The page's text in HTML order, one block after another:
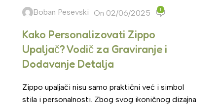
Boban Pesevski On 02/06/2025 1
Kako Personalizovati Zippo
Upaljač? Vodič za Graviranje i
Dodavanje Detalja
Zippo upaljači nisu samo praktični već i simbol
stila i personalnosti. Zbog svog ikoničnog dizajna